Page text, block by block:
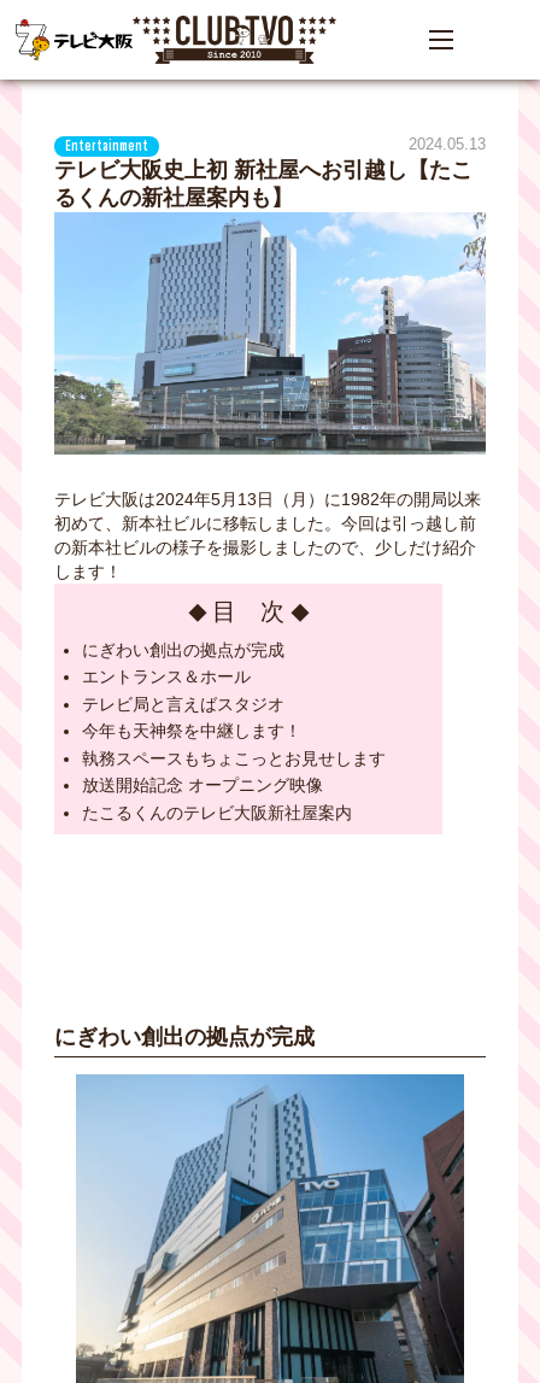
Entertainment 2024.05.13
テレビ大阪史上初 新社屋へお引越し【たこ
るくんの新社屋案内も】
テレビ大阪は2024年5月13日（月）に1982年の開局以来
初めて、新本社ビルに移転しました。今回は引っ越し前
の新本社ビルの様子を撮影しましたので、少しだけ紹介
します！
目 次
にぎわい創出の拠点が完成
エントランス＆ホール
テレビ局と言えばスタジオ
今年も天神祭を中継します！
執務スペースもちょこっとお見せします
放送開始記念 オープニング映像
たこるくんのテレビ大阪新社屋案内
にぎわい創出の拠点が完成